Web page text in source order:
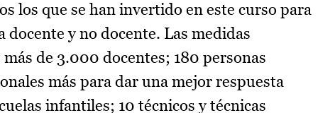
los que se han invertido en este curso para
y no docente. Las medidas
de 3.000 docentes; 180 personas
más para dar una mejor respuesta
infantiles; 10 técnicos y técnicas